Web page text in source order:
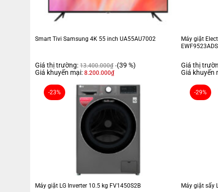
Smart Tivi Samsung 4K 55 inch UA55AU7002
Giá thị trường: 13.400.000₫ (39 %)
Giá khuyến mại: 8.200.000₫
Máy giặt
Giá thị
Giá khuyến
-23%
Máy giặt LG Inverter 10.5 kg FV1450S2B
-29%
Máy giặt sấy